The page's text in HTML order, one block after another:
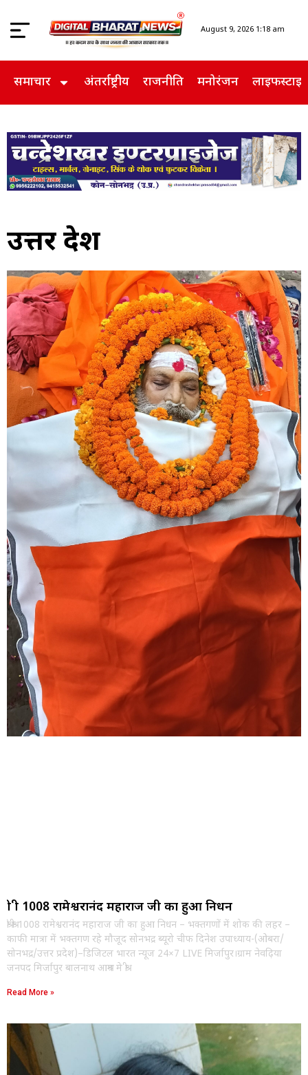
August 9, 2026 1:18 am
समाचार अंतर्राष्ट्रीय राजनीति मनोरंजन
उत्तर प्रदेश
श्री श्री 1008 रामेश्वरानंद महाराज जी का हुआ निधन
श्री श्री 1008 रामेश्वरानंद महाराज जी का हुआ निधन – भक्तगणों में शोक की लहर –
काफी मात्रा में भक्तगण रहे मौजूद सोनभद्र ब्यूरो चीफ दिनेश उपाध्याय-(ओबरा/
सोनभद्र/उत्तर प्रदेश)–डिजिटल भारत न्यूज 24×7 LIVE मिर्जापुर।ग्राम नेवढ़िया
जनपद मिर्जापुर बालनाथ आश्रम मे श्री
Read More »